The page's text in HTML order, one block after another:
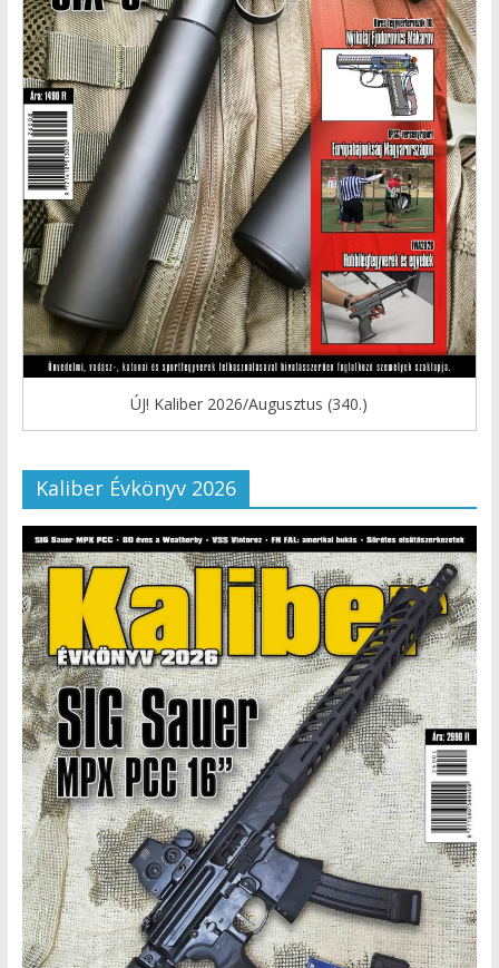
ÚJ! Kaliber 2026/Augusztus (340.)
Kaliber Évkönyv 2026